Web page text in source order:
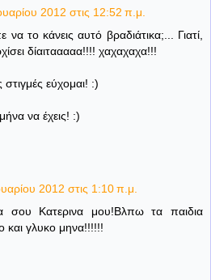
2012 στις 12:52 π.μ.
το κάνεις αυτό βραδιάτικα;... Γιατί,
δίαιτααααα!!!! χαχαχαχα!!!
εύχομαι! :)
να έχεις! :)
2012 στις 1:10 π.μ.
σου Κατερινα μου!Βλπω τα παιδια
και γλυκο μηνα!!!!!!